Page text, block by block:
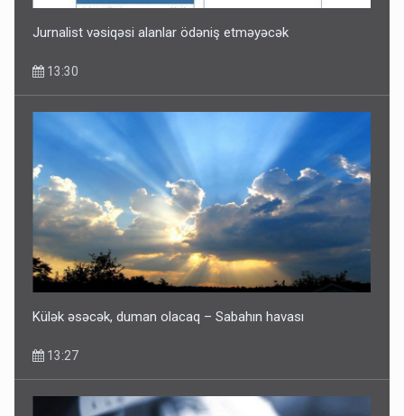
Jurnalist vəsiqəsi alanlar ödəniş etməyəcək
13:30
Külək əsəcək, duman olacaq – Sabahın havası
13:27